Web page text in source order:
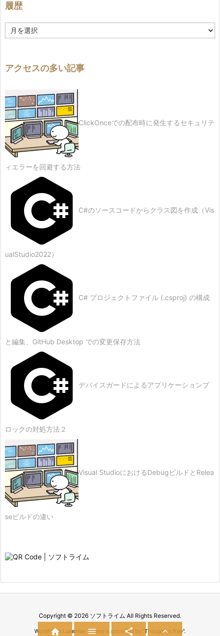
履歴
歴
アクセスの多い記事
ClickOnceでの配布時に発生するセキュリテ
ィエラーを回避する方法
C#のソースコードからクラス図を作成（Vis
ualStudio2022）
C# プロジェクトファイル (.csproj) の構成
と編集、GitHub Desktop での変更保存方法
デバイスガードによるアプリケーションブ
ロックの対処方法２
Visual StudioにおけるDebugビルドとRelea
seビルドの違い
Copyright © 2026 ソフトライム All Rights Reserved.
WordPress Luxeritas Theme is provided by " Thought is free".
   